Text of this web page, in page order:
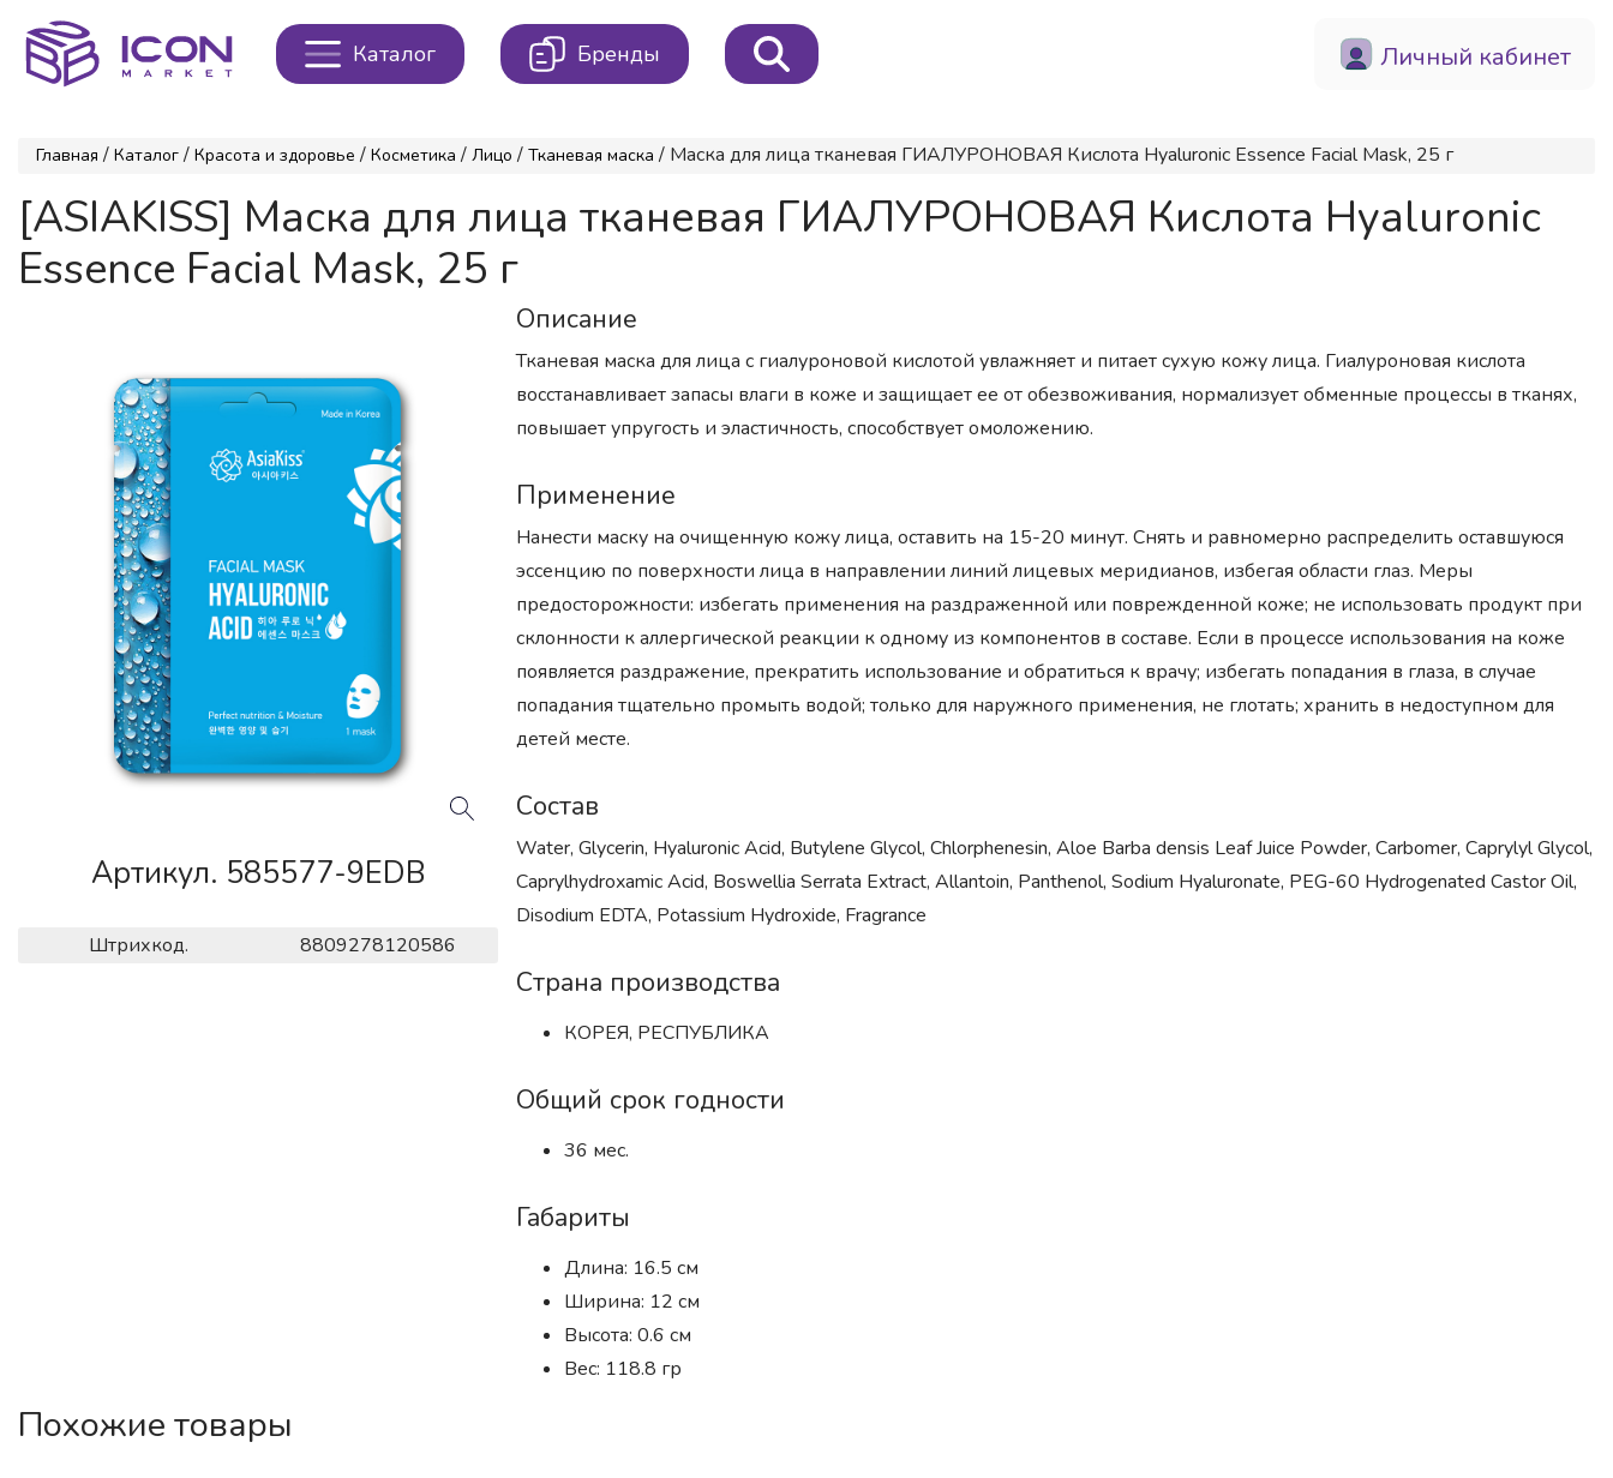
Каталог Бренды Личный кабинет
Главная / Каталог / Красота и здоровье / Косметика / Лицо / Тканевая маска / Маска для лица тканевая ГИАЛУРОНОВАЯ Кислота Hyaluronic Essence Facial Mask, 25 г
[ASIAKISS] Маска для лица тканевая ГИАЛУРОНОВАЯ Кислота Hyaluronic
Essence Facial Mask, 25 г
Артикул. 585577-9EDB
Штрихкод. 8809278120586
Описание
Тканевая маска для лица с гиалуроновой кислотой увлажняет и питает сухую кожу лица. Гиалуроновая кислота
восстанавливает запасы влаги в коже и защищает ее от обезвоживания, нормализует обменные процессы в тканях,
повышает упругость и эластичность, способствует омоложению.
Применение
Нанести маску на очищенную кожу лица, оставить на 15-20 минут. Снять и равномерно распределить оставшуюся
эссенцию по поверхности лица в направлении линий лицевых меридианов, избегая области глаз. Меры
предосторожности: избегать применения на раздраженной или поврежденной коже; не использовать продукт при
склонности к аллергической реакции к одному из компонентов в составе. Если в процессе использования на коже
появляется раздражение, прекратить использование и обратиться к врачу; избегать попадания в глаза, в случае
попадания тщательно промыть водой; только для наружного применения, не глотать; хранить в недоступном для
детей месте.
Состав
Water, Glycerin, Hyaluronic Acid, Butylene Glycol, Chlorphenesin, Aloe Barba densis Leaf Juice Powder, Carbomer, Caprylyl Glycol,
Caprylhydroxamic Acid, Boswellia Serrata Extract, Allantoin, Panthenol, Sodium Hyaluronate, PEG-60 Hydrogenated Castor Oil,
Disodium EDTA, Potassium Hydroxide, Fragrance
Страна производства
КОРЕЯ, РЕСПУБЛИКА
Общий срок годности
36 мес.
Габариты
Длина: 16.5 см
Ширина: 12 см
Высота: 0.6 см
Вес: 118.8 гр
Похожие товары